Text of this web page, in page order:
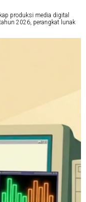
produksi media digital
2026, perangkat lunak